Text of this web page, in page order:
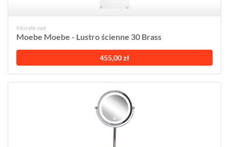
Morele.net
Moebe Moebe - Lustro ścienne 30 Brass
455,00 zł